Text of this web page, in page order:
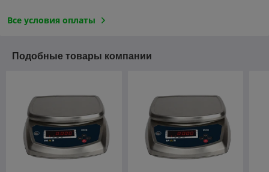
Все условия оплаты
Подобные товары компании